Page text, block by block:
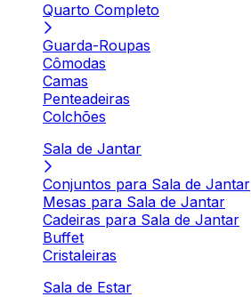
Quarto Completo
Guarda-Roupas
Cômodas
Camas
Penteadeiras
Colchões
Sala de Jantar
Conjuntos para Sala de Jantar
Mesas para Sala de Jantar
Cadeiras para Sala de Jantar
Buffet
Cristaleiras
Sala de Estar